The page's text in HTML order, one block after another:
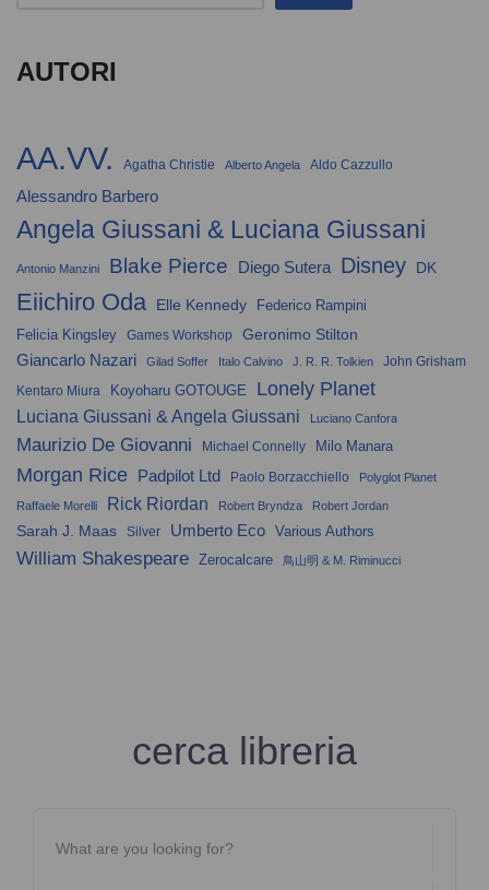
AUTORI
AA.VV. Agatha Christie Alberto Angela Aldo Cazzullo
Alessandro Barbero
Angela Giussani & Luciana Giussani
Antonio Manzini Blake Pierce Diego Sutera Disney DK
Eiichiro Oda Elle Kennedy Federico Rampini
Felicia Kingsley Games Workshop
Geronimo Stilton
Giancarlo Nazari
Gilad Soffer Italo Calvino J. R. R. Tolkien
John Grisham
Kentaro Miura
Koyoharu GOTOUGE Lonely Planet
Luciana Giussani & Angela Giussani Luciano Canfora
Maurizio De Giovanni Michael Connelly Milo Manara
Morgan Rice Padpilot Ltd Paolo Borzacchiello Polyglot Planet
Raffaele Morelli Rick Riordan Robert Bryndza Robert Jordan
Sarah J. Maas Silver Umberto Eco Various Authors
William Shakespeare Zerocalcare 鳥山明 & M. Riminucci
cerca libreria